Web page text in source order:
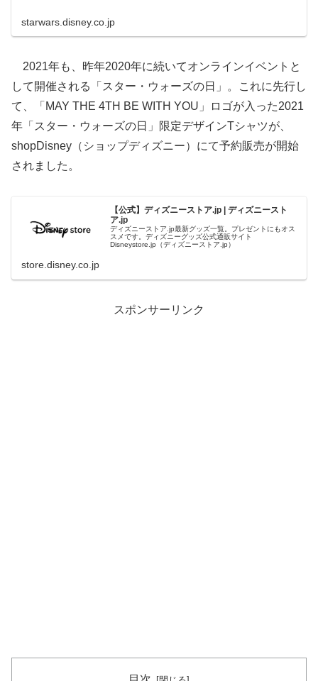
starwars.disney.co.jp
2021年も、昨年2020年に続いてオンラインイベントと
して開催される「スター・ウォーズの日」。これに先行し
て、「MAY THE 4TH BE WITH YOU」ロゴが入った2021
年「スター・ウォーズの日」限定デザインTシャツが、
shopDisney（ショップディズニー）にて予約販売が開始
されました。
【公式】ディズニーストア.jp | ディズニースト
ア.jp
ディズニーストア.jp最新グッズ一覧。プレゼントにもオス
スメです。ディズニーグッズ公式通販サイト
Disneystore.jp（ディズニーストア.jp）
store.disney.co.jp
スポンサーリンク